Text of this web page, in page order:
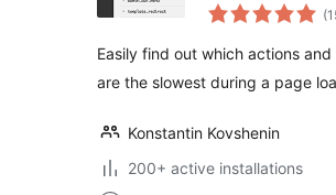
Easily find out which actions
are the slowest during a page
Konstantin Kovshenin
200+ active installations